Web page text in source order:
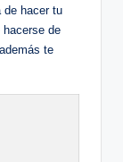
de hacer tu
de
te